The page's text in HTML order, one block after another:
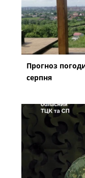
Прогноз
серпня